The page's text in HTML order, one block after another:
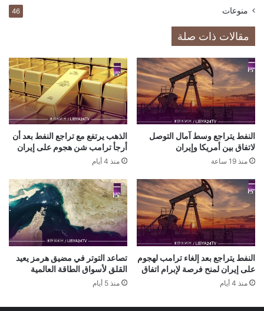
منوعات 46
مقالات ذات صلة
النفط يتراجع وسط آمال التوصل
لاتفاق بين أمريكا وإيران
منذ 19 ساعة
الذهب يرتفع مع تراجع النفط بعد أن
أرجأ ترامب شن هجوم على إيران
منذ 4 أيام
النفط يتراجع بعد إلغاء ترامب لهجوم
على إيران لمنح فرصة لإبرام اتفاق
منذ 4 أيام
تصاعد التوتر في مضيق هرمز يعيد
القلق لأسواق الطاقة العالمية
منذ 5 أيام